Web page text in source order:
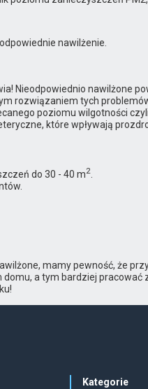
nawilżenie.
Nieodpowiednio nawilżone
rozwiązaniem tych
poziomu wilgotności
które wpływają
do 30 - 40 m2
mamy pewność, że
a tym bardziej
Kategorie